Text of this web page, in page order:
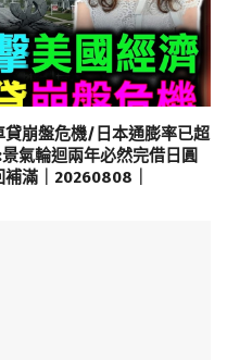
崩盤危機/日本通膨率已超
氣輪迴兩年必然完借日圓
滿｜20260808｜